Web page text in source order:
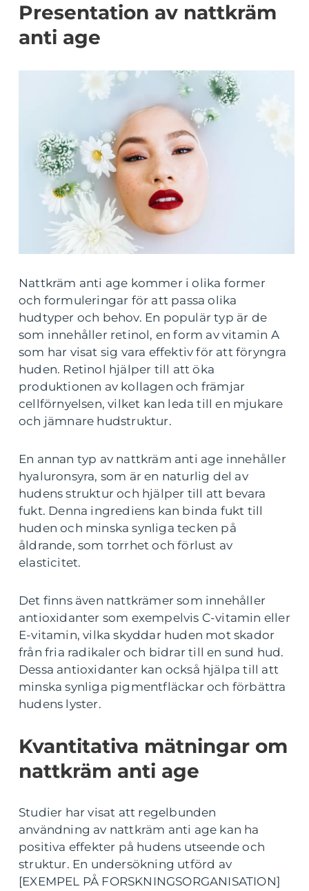
Presentation av nattkräm
anti age
Nattkräm anti age kommer i olika former
och formuleringar för att passa olika
hudtyper och behov. En populär typ är de
som innehåller retinol, en form av vitamin A
som har visat sig vara effektiv för att föryngra
huden. Retinol hjälper till att öka
produktionen av kollagen och främjar
cellförnyelsen, vilket kan leda till en mjukare
och jämnare hudstruktur.
En annan typ av nattkräm anti age innehåller
hyaluronsyra, som är en naturlig del av
hudens struktur och hjälper till att bevara
fukt. Denna ingrediens kan binda fukt till
huden och minska synliga tecken på
åldrande, som torrhet och förlust av
elasticitet.
Det finns även nattkrämer som innehåller
antioxidanter som exempelvis C-vitamin eller
E-vitamin, vilka skyddar huden mot skador
från fria radikaler och bidrar till en sund hud.
Dessa antioxidanter kan också hjälpa till att
minska synliga pigmentfläckar och förbättra
hudens lyster.
Kvantitativa mätningar om
nattkräm anti age
Studier har visat att regelbunden
användning av nattkräm anti age kan ha
positiva effekter på hudens utseende och
struktur. En undersökning utförd av
[EXEMPEL PÅ FORSKNINGSORGANISATION]